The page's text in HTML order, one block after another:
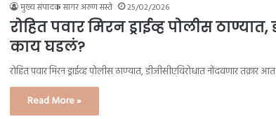
मुख्य संपादक सागर अरुण सस्ते 25/02/2026
रोहित पवार मिरन ड्राईव्ह पोलीस
काय घडलं?
रोहित पवार मिरन ड्राईव्ह पोलीस ठाण्यात, डीजीसीएविरोधात नोंदवणार
Read More »